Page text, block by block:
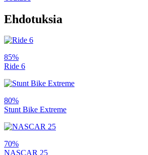
Ehdotuksia
85%
Ride 6
80%
Stunt Bike Extreme
70%
NASCAR 25